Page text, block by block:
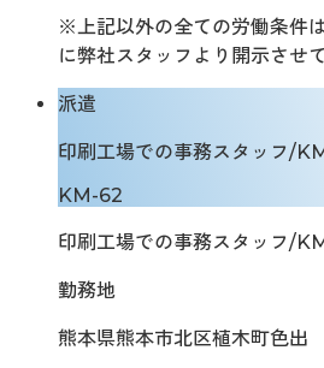
※上記以外の全ての労働条件
に弊社スタッフより開示させ
派遣
印刷工場での事務スタッフ/
KM-62
印刷工場での事務スタッフ/
勤務地
熊本県熊本市北区植木町色出